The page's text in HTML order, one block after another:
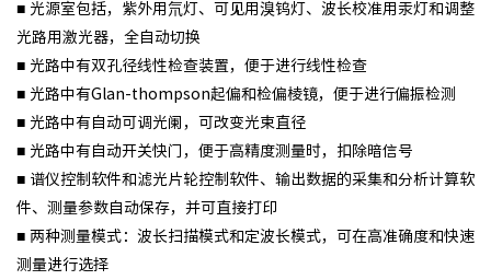
■ 光源室包括，紫外用氘灯、可见用溴钨灯、波长校准用汞灯和调整
光路用激光器，全自动切换
■ 光路中有双孔径线性检查装置，便于进行线性检查
■ 光路中有Glan-thompson起偏和检偏棱镜，便于进行偏振检测
■ 光路中有自动可调光阑，可改变光束直径
■ 光路中有自动开关快门，便于高精度测量时，扣除暗信号
■ 谱仪控制软件和滤光片轮控制软件、输出数据的采集和分析计算软
件、测量参数自动保存，并可直接打印
■ 两种测量模式：波长扫描模式和定波长模式，可在高准确度和快速
测量进行选择